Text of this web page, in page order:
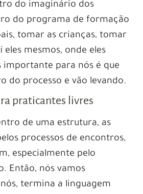
do imaginário dos
do programa de formação
tomar as crianças, tomar
eles mesmos, onde eles
importante para nós é que
do processo e vão levando.
praticantes livres
de uma estrutura, as
processos de encontros,
especialmente pelo
Então, nós vamos
termina a linguagem